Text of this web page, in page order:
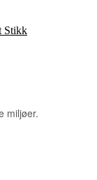
Stikk
miljøer.